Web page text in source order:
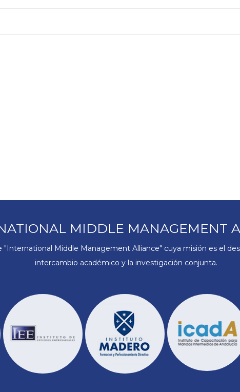
MIDDLE MANAGEMENT
Middle Management Alliance" cuya misión es el
intercambio académico y la investigación conjunta.